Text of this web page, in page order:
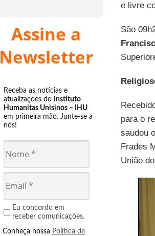
Assine a
Newsletter
Receba as notícias e
atualizações do Instituto
Humanitas Unisinos – IHU
em primeira mão. Junte-se a
nós!
Eu concordo em
receber comunicações.
Conheça nossa Política de
e livre
São
para o
saudou
Frades
União